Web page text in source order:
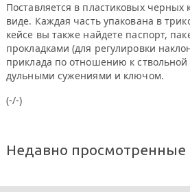
Поставляется в пластиковых черных
виде. Каждая часть упакована в
кейсе вы также найдете паспорт,
прокладками (для регулировки
приклада по отношению к ствольной
дульными сужениями и ключом.
(-/-)
Недавно просмотренные